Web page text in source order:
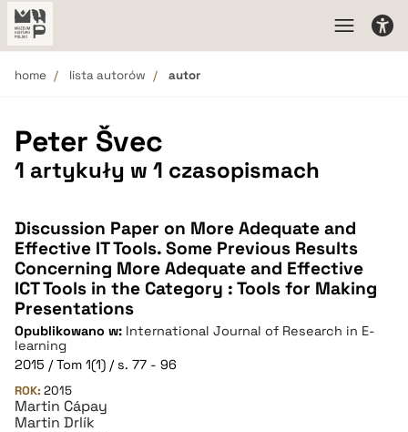
home lista autorów autor
Peter Švec
1 artykuły w 1 czasopismach
Discussion Paper on More Adequate and
Effective IT Tools. Some Previous Results
Concerning More Adequate and Effective
ICT Tools in the Category : Tools for Making
Presentations
Opublikowano w: International Journal of Research in E-
learning
2015 / Tom 1(1) / s. 77 - 96
ROK: 2015
Martin Cápay
Martin Drlík